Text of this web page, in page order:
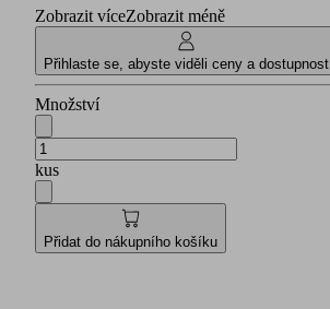
Zobrazit víceZobrazit méně
Přihlaste se, abyste viděli ceny a dostupnost
Množství
kus
Přidat do nákupního košíku